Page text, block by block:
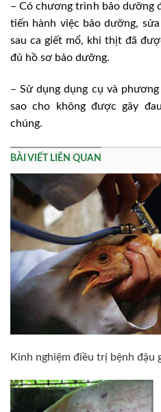
– Có chương trình bảo dưỡng
tiến hành việc bảo dưỡng,
sau ca giết mổ, khi thịt đã
đủ hồ sơ bảo dưỡng.
– Sử dụng dụng cụ và
sao cho không được gây
chúng.
BÀI VIẾT LIÊN QUAN
Kinh nghiệm điều trị bệnh đậu